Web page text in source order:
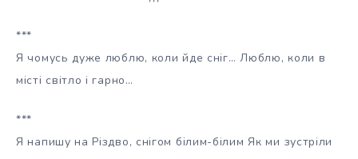
***
Я чомусь дуже люблю, коли йде сніг… Люблю, коли в
місті світло і гарно…
***
Я напишу на Різдво, снігом білим-білим Як ми зустріли